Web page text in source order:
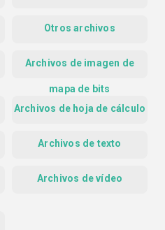
Otros archivos
Archivos de imagen de
mapa de bits
Archivos de hoja de cálculo
Archivos de texto
Archivos de vídeo